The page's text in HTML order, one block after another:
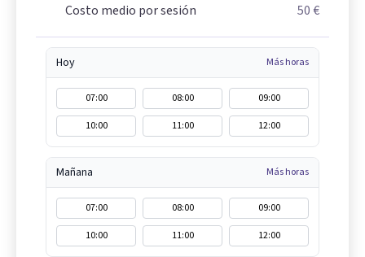
Costo medio por sesión
50 €
Hoy Más horas
07:00 08:00
09:00
10:00
11:00 12:00
Mañana Más horas
07:00 08:00
09:00
10:00
11:00 12:00